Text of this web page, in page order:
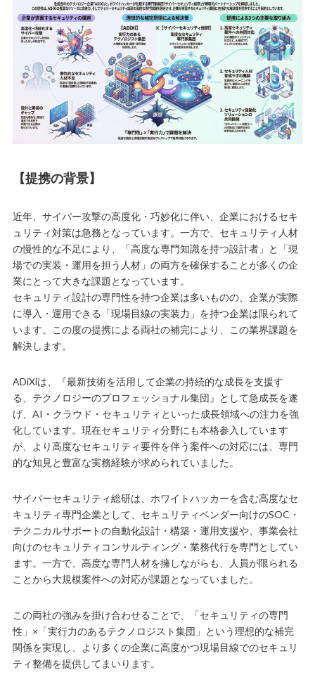
【提携の背景】
近年、サイバー攻撃の高度化・巧妙化に伴い、企業におけるセキ
ュリティ対策は急務となっています。一方で、セキュリティ人材
の慢性的な不足により、「高度な専門知識を持つ設計者」と「現
場での実装・運用を担う人材」の両方を確保することが多くの企
業にとって大きな課題となっています。
セキュリティ設計の専門性を持つ企業は多いものの、企業が実際
に導入・運用できる「現場目線の実装力」を持つ企業は限られて
います。この度の提携による両社の補完により、この業界課題を
解決します。
ADiXiは、『最新技術を活用して企業の持続的な成長を支援す
る、テクノロジーのプロフェッショナル集団』として急成長を遂
げ、AI・クラウド・セキュリティといった成長領域への注力を強
化しています。現在セキュリティ分野にも本格参入しています
が、より高度なセキュリティ要件を伴う案件への対応には、専門
的な知見と豊富な実務経験が求められていました。
サイバーセキュリティ総研は、ホワイトハッカーを含む高度なセ
キュリティ専門企業として、セキュリティベンダー向けのSOC・
テクニカルサポートの自動化設計・構築・運用支援や、事業会社
向けのセキュリティコンサルティング・業務代行を専門としてい
ます。一方で、高度な専門人材を擁しながらも、人員が限られる
ことから大規模案件への対応が課題となっていました。
この両社の強みを掛け合わせることで、「セキュリティの専門
性」×「実行力のあるテクノロジスト集団」という理想的な補完
関係を実現し、より多くの企業に高度かつ現場目線でのセキュリ
ティ整備を提供してまいります。